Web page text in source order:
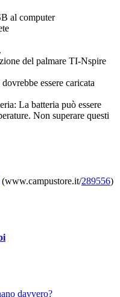
al computer
del palmare TI-Nspire
essere caricata
La batteria può essere
Non superare questi
(www.campustore.it/289556)
davvero?